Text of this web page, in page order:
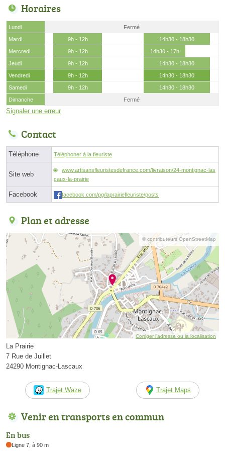
Horaires
Lundi
Fermé
Mardi
9h - 12h
14h30 - 18h30
Mercredi
9h - 12h
14h30 - 17h
Jeudi
9h - 12h
14h30 - 18h30
Vendredi
9h - 12h
14h30 - 18h30
Samedi
9h - 12h
14h30 - 18h30
Dimanche
Fermé
Signaler une erreur
Contact
Téléphone Téléphoner à la fleuriste
Site web
www.artisansfleuristesdefrance.com/livraison/24-montignac-las
caux-la-prairie
Facebook facebook.com/pg/laprairiefleuriste/posts
Plan et adresse
© contributeurs OpenStreetMap
Corriger l’adresse ou la localisation
La Prairie
7 Rue de Juillet
24290 Montignac-Lascaux
Trajet Waze Trajet Maps
Venir en transports en commun
En bus
Ligne 7, à 90 m